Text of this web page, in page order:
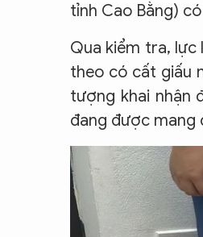
tỉnh Cao Bằng)
Qua kiểm tra, lực
theo có cất giấu
tượng khai nhận
đang được mang